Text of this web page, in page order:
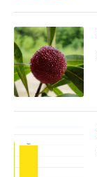
机